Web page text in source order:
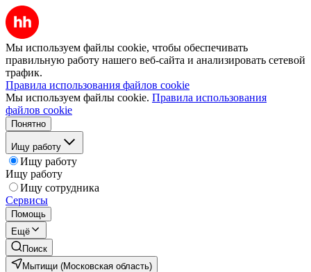
Мы используем файлы cookie, чтобы обеспечивать
правильную работу нашего веб-сайта и анализировать сетевой
трафик.
Правила использования файлов cookie
Мы используем файлы cookie. Правила использования
файлов cookie
Понятно
Ищу работу
Ищу работу
Ищу работу
Ищу сотрудника
Сервисы
Помощь
Ещё
Поиск
Мытищи (Московская область)